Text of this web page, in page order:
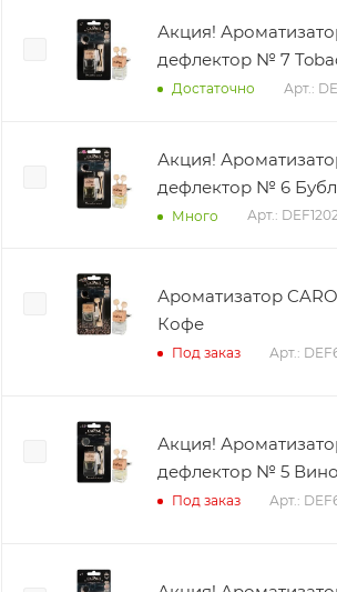
Акция!
дефлектор № 7
Достаточно Арт.:
Акция!
дефлектор № 6
Много Арт.:
Ароматизатор
Кофе
Под заказ Арт.:
Акция!
дефлектор № 5
Под заказ Арт.: